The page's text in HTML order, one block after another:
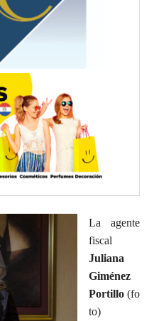
La agente
fiscal
Juliana
Giménez
Portillo (fo
to)